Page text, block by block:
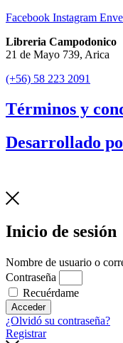
Facebook Instagram
Libreria Campodonico
21 de Mayo 739, Arica
(+56) 58 223 2091
Términos y
Desarrollado
Inicio de sesión
Nombre de usuario o
Contraseña
Recuérdame
Acceder
¿Olvidó su contraseña?
Registrar